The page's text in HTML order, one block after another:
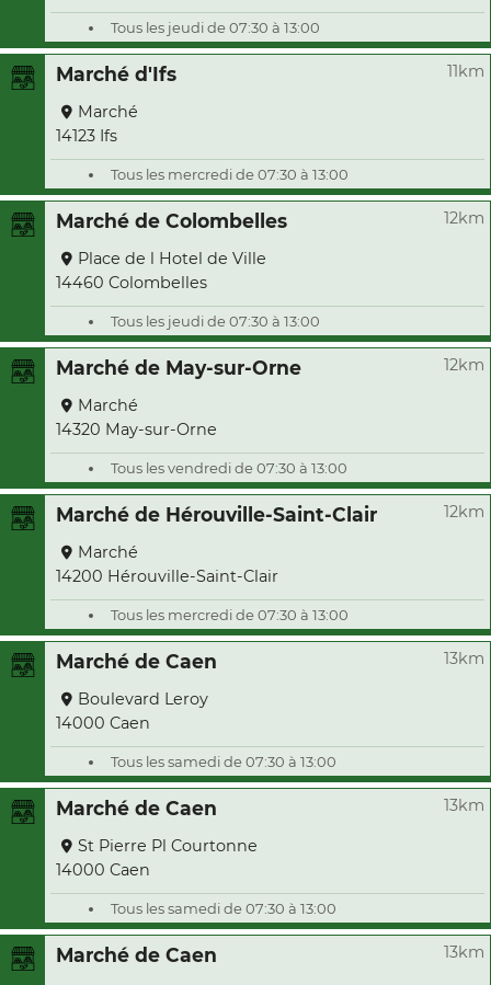
Tous les jeudi de 07:30 à 13:00
Marché d'Ifs 11km
Marché
14123 Ifs
Tous les mercredi de 07:30 à 13:00
Marché de Colombelles 12km
Place de l Hotel de Ville
14460 Colombelles
Tous les jeudi de 07:30 à 13:00
Marché de May-sur-Orne 12km
Marché
14320 May-sur-Orne
Tous les vendredi de 07:30 à 13:00
Marché de Hérouville-Saint-Clair 12km
Marché
14200 Hérouville-Saint-Clair
Tous les mercredi de 07:30 à 13:00
Marché de Caen 13km
Boulevard Leroy
14000 Caen
Tous les samedi de 07:30 à 13:00
Marché de Caen 13km
St Pierre Pl Courtonne
14000 Caen
Tous les samedi de 07:30 à 13:00
Marché de Caen 13km